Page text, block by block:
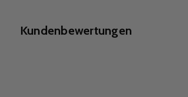
Kundenbewertungen